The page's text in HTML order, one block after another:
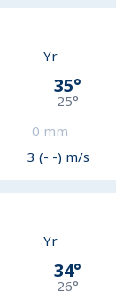
Yr
35°
25°
0 mm
3 (- -) m/s
Yr
34°
26°